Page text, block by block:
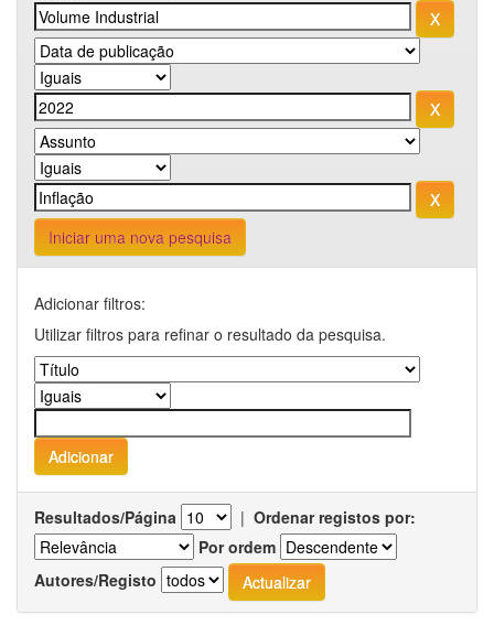
Iniciar uma nova pesquisa
Adicionar filtros:
Utilizar filtros para refinar o resultado da pesquisa.
Resultados/Página | Ordenar registos por:
Por ordem
Autores/Registo